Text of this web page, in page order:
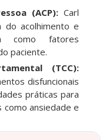
(ACP):Carl
do acolhimento e
como fatores
paciente.
(TCC):
disfuncionais
práticas para
ansiedade e